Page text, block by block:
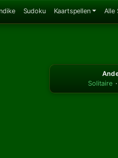
Sudoku Kaartspellen Alle
Solitaire ·